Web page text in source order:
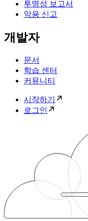
투명성 보고서
악용 신고
개발자
문서
학습 센터
커뮤니티
시작하기
로그인